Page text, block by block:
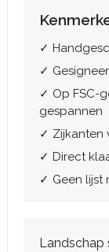
✓
✓
✓ Op FSC-
gespannen
✓ Zijkanten
✓ Direct
✓ Geen lijst
Landschap